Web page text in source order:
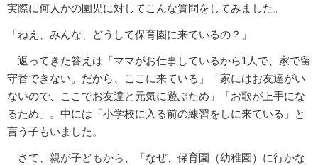
実際に何人かの園児に対してこんな質問をしてみました。
「ねえ、みんな、どうして保育園に来ているの？」
返ってきた答えは「ママがお仕事しているから1人で、家で留
守番できない。だから、ここに来ている」「家にはお友達がい
ないので、ここでお友達と元気に遊ぶため」「お歌が上手にな
るため」。中には「小学校に入る前の練習をしに来ている」と
言う子もいました。
さて、親が子どもから、「なぜ、保育園（幼稚園）に行かな